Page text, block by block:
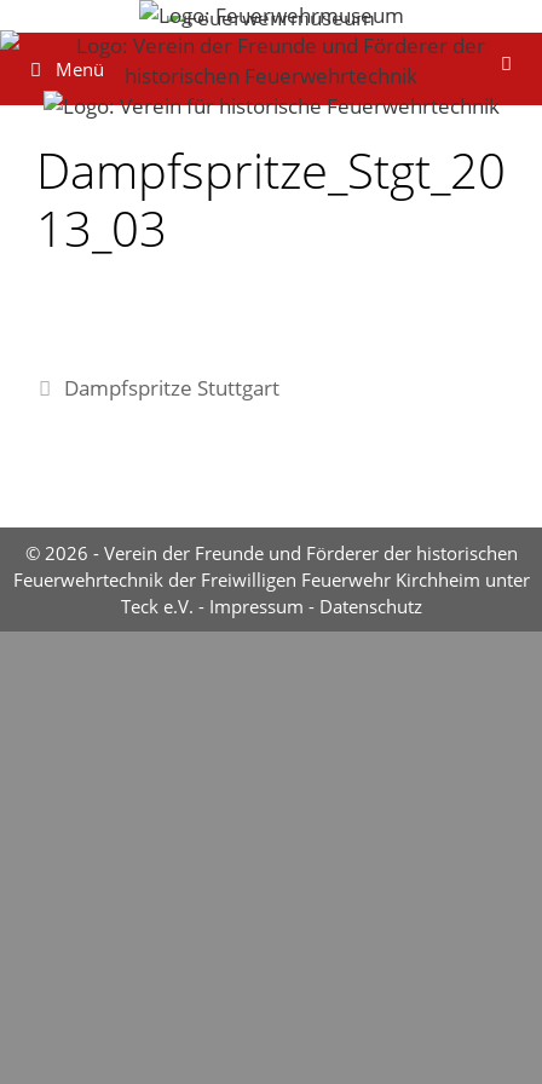
Inhalt
springenMenü
Dampfspritze_Stgt_20
13_03
Dampfspritze Stuttgart
© 2026 - Verein der Freunde und Förderer der historischen
Feuerwehrtechnik der Freiwilligen Feuerwehr Kirchheim unter
Teck e.V. - Impressum - Datenschutz